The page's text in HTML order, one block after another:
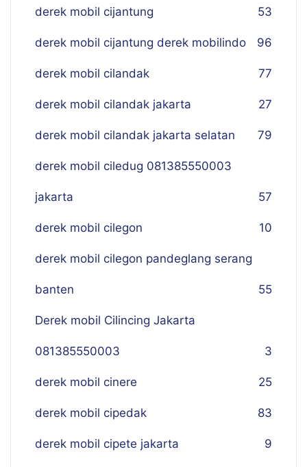
derek mobil cijantung 53
derek mobil cijantung derek mobilindo 96
derek mobil cilandak 77
derek mobil cilandak jakarta 27
derek mobil cilandak jakarta selatan 79
derek mobil ciledug 081385550003
jakarta 57
derek mobil cilegon 10
derek mobil cilegon pandeglang serang
banten 55
Derek mobil Cilincing Jakarta
081385550003 3
derek mobil cinere 25
derek mobil cipedak 83
derek mobil cipete jakarta 9